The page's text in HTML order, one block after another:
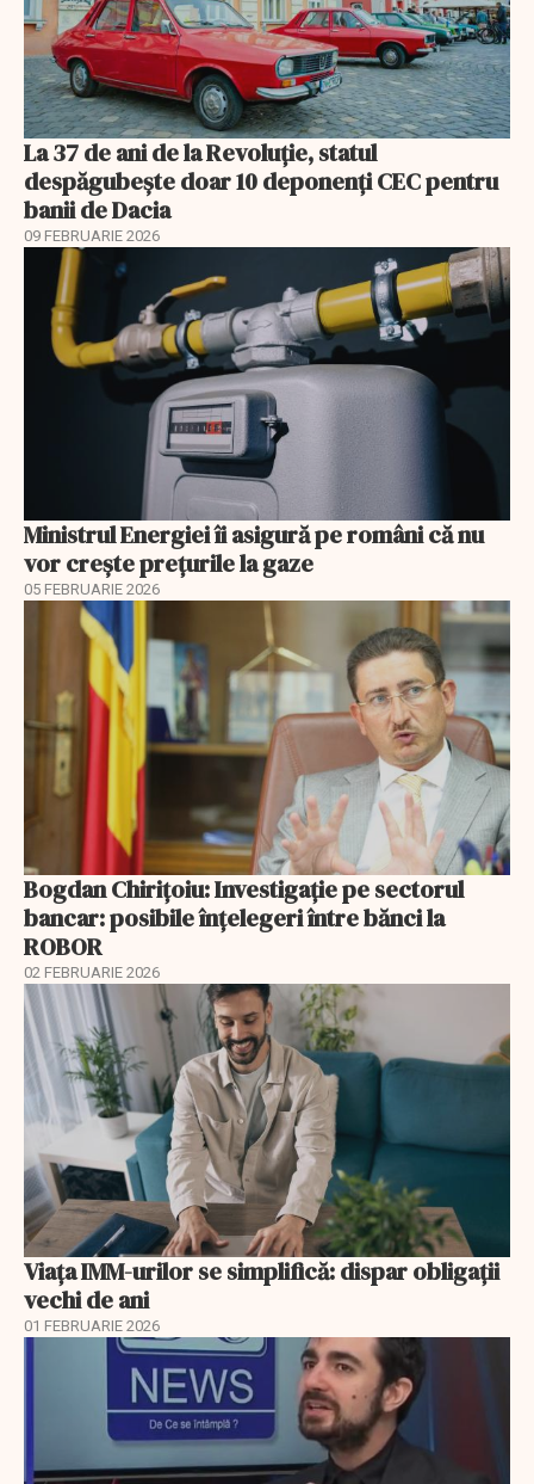
La 37 de ani de la Revoluție, statul
despăgubește doar 10 deponenți CEC pentru
banii de Dacia
09 FEBRUARIE 2026
Ministrul Energiei îi asigură pe români că nu
vor creşte preţurile la gaze
05 FEBRUARIE 2026
Bogdan Chirițoiu: Investigație pe sectorul
bancar: posibile înțelegeri între bănci la
ROBOR
02 FEBRUARIE 2026
Viața IMM-urilor se simplifică: dispar obligații
vechi de ani
01 FEBRUARIE 2026
EXCLUSIV